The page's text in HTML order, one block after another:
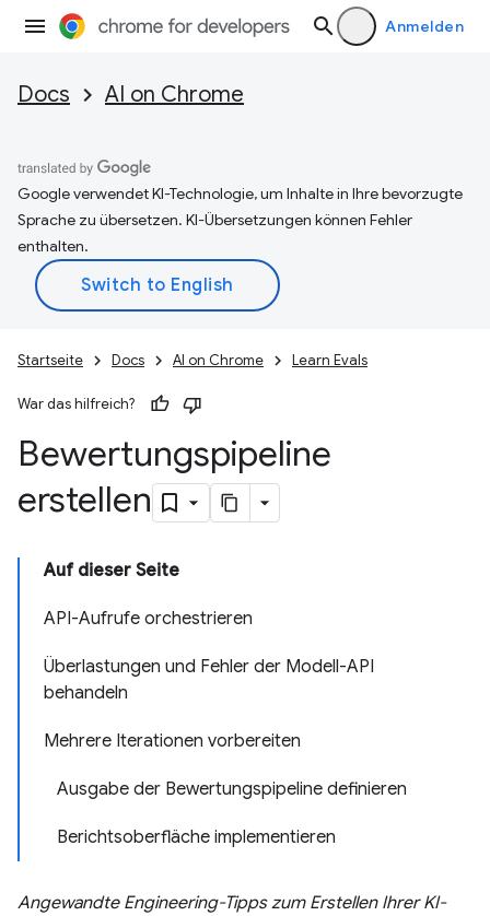
Anmelden
Docs AI on Chrome
Google verwendet KI-Technologie, um Inhalte in Ihre bevorzugte
Sprache zu übersetzen. KI-Übersetzungen können Fehler
enthalten.
Startseite Docs AI on Chrome Learn Evals
War das hilfreich?
Bewertungspipeline
erstellen
Auf dieser Seite
API-Aufrufe orchestrieren
Überlastungen und Fehler der Modell-API
behandeln
Mehrere Iterationen vorbereiten
Ausgabe der Bewertungspipeline definieren
Berichtsoberfläche implementieren
Angewandte Engineering-Tipps zum Erstellen Ihrer KI-